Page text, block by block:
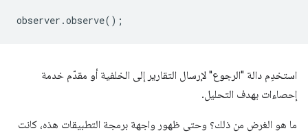
observer .observe();
استخدِم دالة "الرجوع" لإرسال التقارير إلى الخلفية أو مقدّم خدمة
إحصاءات بهدف التحليل.
ما هو الغرض من ذلك؟ وحتى ظهور واجهة برمجة التطبيقات هذه، كانت